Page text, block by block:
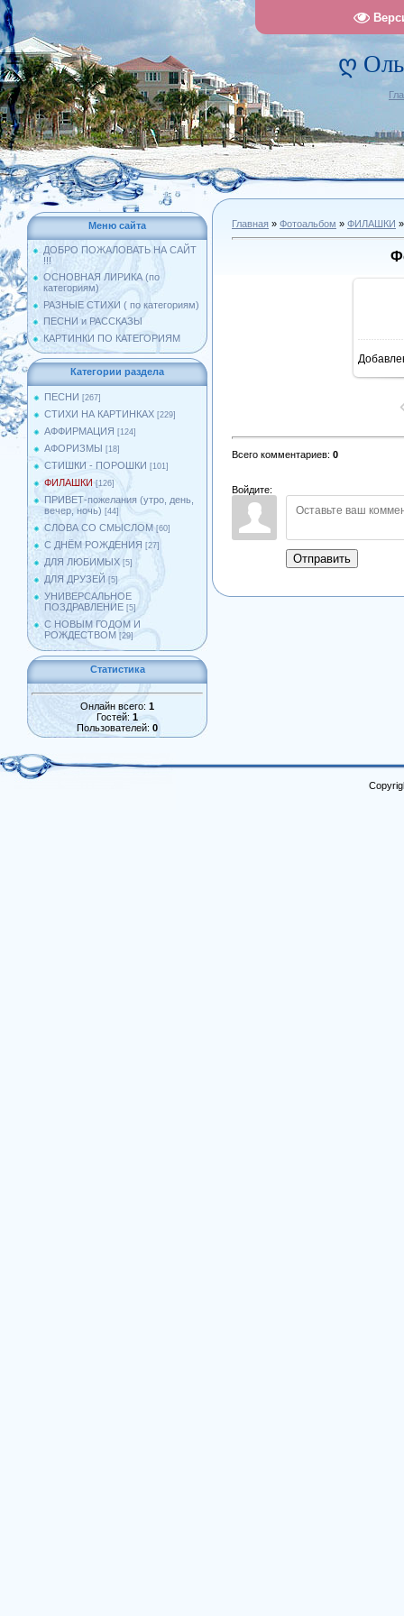
ღ
Меню сайта
ДОБРО ПОЖАЛОВАТЬ НА САЙТ
!!!
ОСНОВНАЯ ЛИРИКА (по
категориям)
РАЗНЫЕ СТИХИ ( по категориям)
ПЕСНИ и РАССКАЗЫ
КАРТИНКИ ПО КАТЕГОРИЯМ
Категории раздела
ПЕСНИ [267]
СТИХИ НА КАРТИНКАХ [229]
АФФИРМАЦИЯ [124]
АФОРИЗМЫ [18]
СТИШКИ - ПОРОШКИ [101]
ФИЛАШКИ [126]
ПРИВЕТ-пожелания (утро, день,
вечер, ночь) [44]
СЛОВА СО СМЫСЛОМ [60]
С ДНЁМ РОЖДЕНИЯ [27]
ДЛЯ ЛЮБИМЫХ [5]
ДЛЯ ДРУЗЕЙ [5]
УНИВЕРСАЛЬНОЕ
ПОЗДРАВЛЕНИЕ [5]
С НОВЫМ ГОДОМ И
РОЖДЕСТВОМ [29]
Статистика
Онлайн всего: 1
Гостей: 1
Пользователей: 0
Главная » Фотоальбом » ФИЛАШКИ
Всего комментариев: 0
Войдите:
Отправить